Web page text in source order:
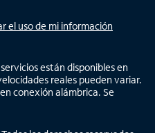
el uso de mi información
están disponibles en
reales pueden variar.
conexión alámbrica. Se